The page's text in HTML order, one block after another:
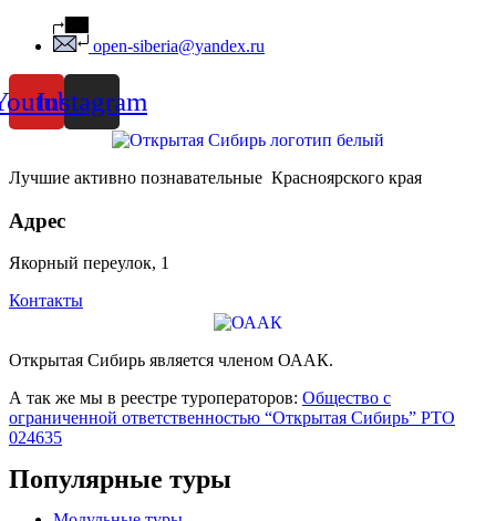
open-siberia@yandex.ru
Instagram
Лучшие активно познавательные Красноярского края
Адрес
Якорный переулок, 1
Контакты
Открытая Сибирь является членом ОААК.
А так же мы в реестре туроператоров: Общество с
ограниченной ответственностью “Открытая Сибирь” РТО
024635
Популярные туры